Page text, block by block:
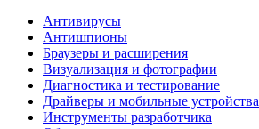
Антивирусы
Антишпионы
Браузеры и расширения
Визуализация и фотографии
Диагностика и тестирование
Драйверы и мобильные устройства
Инструменты разработчика